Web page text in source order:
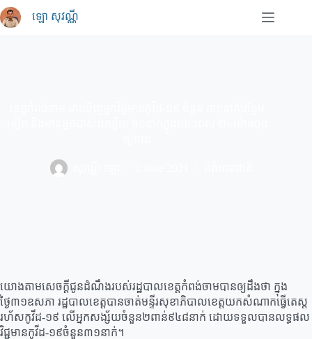
Skip
to
content
ឡោ សុវណ្ណី
យោងតាមសេចក្ដីជូនដំណឹងរបស់រដ្ឋបាលខេត្តកំពង់ចាមបានឲ្យដឹងថា ក្នុង
ថ្ងៃ៣១ឧសភា រដ្ឋបាលខេត្តបានចាត់មន្ទីរសុខាភិបាលខេត្តយកសំណាកធ្វើតេស្ដ
រហ័សកូវីដ-១៩ លើអ្នកសង្ស័យចំនួន២ពាន់៩៤៨នាក់ ដោយទទួលបានលទ្ធផល
វិជ្ជមានកូវីដ-១៩ចំនួន៣១នាក់។